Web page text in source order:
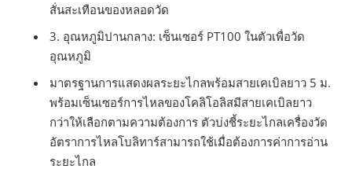
สั่นสะเทือนของหลอดวัด
3. อุณหภูมิปานกลาง: เซ็นเซอร์ PT100 ในตัวเพื่อวัด
อุณหภูมิ
มาตรฐานการแสดงผลระยะไกลพร้อมสายเคเบิลยาว 5 ม.
พร้อมเซ็นเซอร์การไหลของโคลิโอลิสมีสายเคเบิลยาว
กว่าให้เลือกตามความต้องการ ตัวบ่งชี้ระยะไกลเครื่องวัด
อัตราการไหลโบลิทาร์สามารถใช้เมื่อต้องการค่าการอ่าน
ระยะไกล